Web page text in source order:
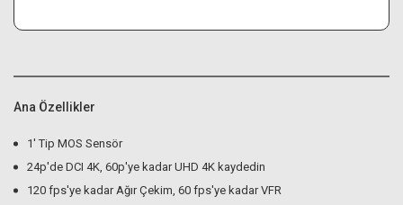
Ana Özellikler
1' Tip MOS Sensör
24p'de DCI 4K, 60p'ye kadar UHD 4K kaydedin
120 fps'ye kadar Ağır Çekim, 60 fps'ye kadar VFR